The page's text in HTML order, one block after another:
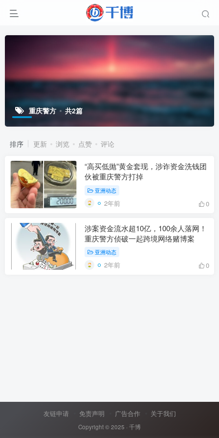
重庆警方 共2篇
排序 更新 浏览 点赞 评论
“高买低抛”黄金套现，涉诈资金洗钱团
伙被重庆警方打掉
亚洲动态
2年前 0
涉案资金流水超10亿，100余人落网！
重庆警方侦破一起跨境网络赌博案
亚洲动态
2年前 0
友链申请 免责声明 广告合作 关于我们
Copyright © 2025 · 千博